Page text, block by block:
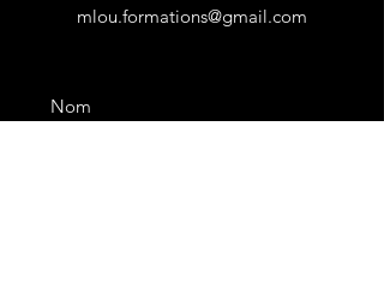
mlou.formations@gmail.com